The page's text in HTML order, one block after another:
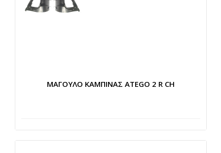
ΜΑΓΟΥΛΟ ΚΑΜΠΙΝΑΣ ATEGO 2 R CH